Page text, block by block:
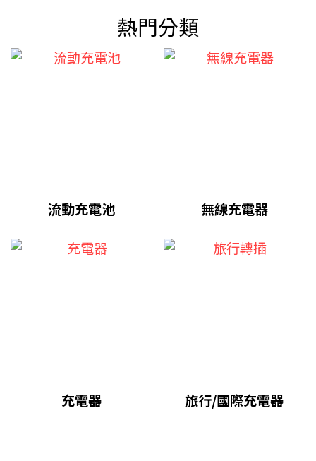
熱門分類
流動充電池 無線充電器
充電器 旅行/國際充電器